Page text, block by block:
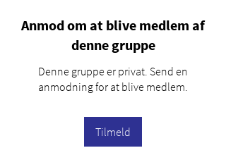
Anmod om at blive medlem af
denne gruppe
Denne gruppe er privat. Send en
anmodning for at blive medlem.
Tilmeld